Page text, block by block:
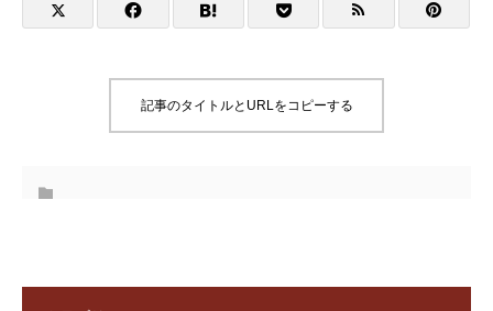
記事のタイトルとURLをコピーする